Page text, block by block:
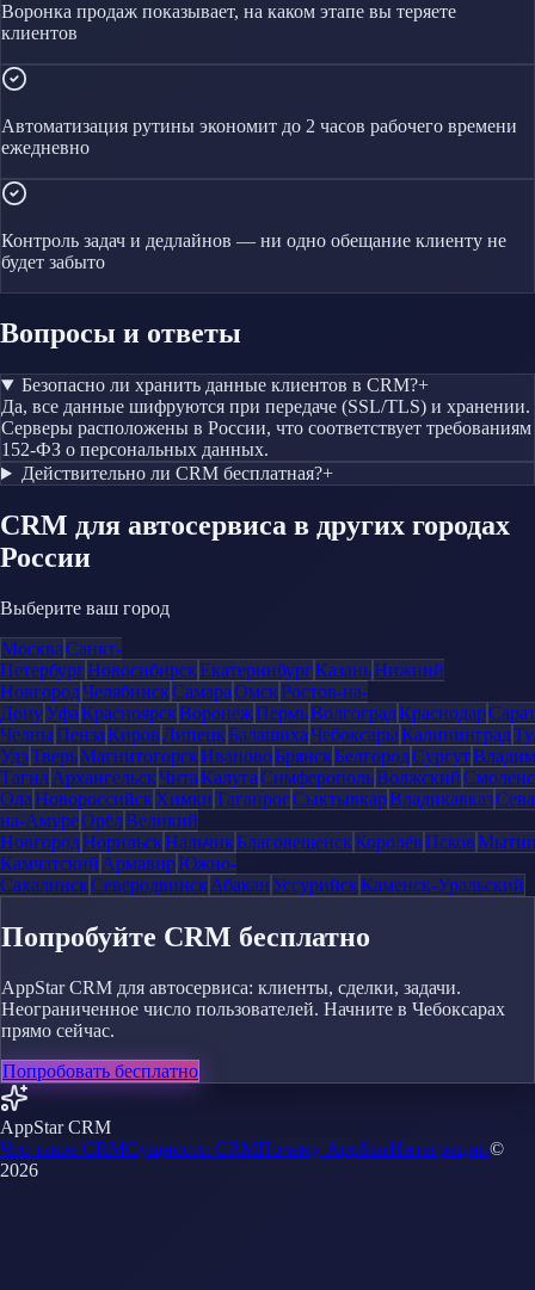
Воронка продаж показывает, на каком этапе вы теряете
клиентов
Автоматизация рутины экономит до 2 часов рабочего времени
ежедневно
Контроль задач и дедлайнов — ни одно обещание клиенту не
будет забыто
Вопросы и ответы
Безопасно ли хранить данные клиентов в CRM?+
Да, все данные шифруются при передаче (SSL/TLS) и хранении.
Серверы расположены в России, что соответствует требованиям
152-ФЗ о персональных данных.
Действительно ли CRM бесплатная?+
CRM для автосервиса в других городах
России
Выберите ваш город
МоскваСанкт-
ПетербургНовосибирскЕкатеринбургКазаньНижний
НовгородЧелябинскСамараОмскРостов-на-
ДонуУфаКрасноярскВоронежПермьВолгоградКраснодар
ЧелныПензаКировЛипецкБалашихаЧебоксарыКалининград
УдэТверьМагнитогорскИвановоБрянскБелгородСургут
ТагилАрхангельскЧитаКалугаСимферопольВолжский
ОлаНовороссийскХимкиТаганрогСыктывкарВладикавказ
на-АмуреОрёлВеликий
НовгородНорильскНальчикБлаговещенскКоролёвПсков
Камчатский АрмавирЮжно-
СахалинскСеверодвинскАбаканУссурийскКаменск-Уральский
Попробуйте CRM бесплатно
AppStar CRM для автосервиса: клиенты, сделки, задачи.
Неограниченное число пользователей. Начните в Чебоксарах
прямо сейчас.
Попробовать бесплатно
AppStar CRM
Что такое CRMСущности CRMПочему AppStarИнтеграции©
2026